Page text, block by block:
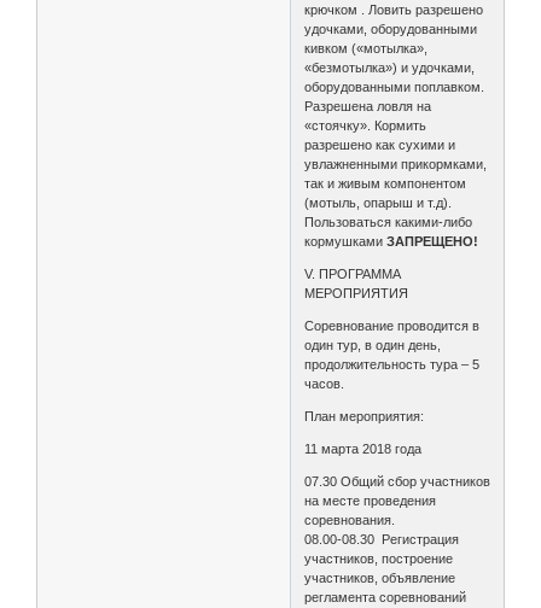
крючком . Ловить разрешено
удочками, оборудованными
кивком («мотылка»,
«безмотылка») и удочками,
оборудованными поплавком.
Разрешена ловля на
«стоячку». Кормить
разрешено как сухими и
увлажненными прикормками,
так и живым компонентом
(мотыль, опарыш и т.д).
Пользоваться какими-либо
кормушкамиЗАПРЕЩЕНО!
V. ПРОГРАММА
МЕРОПРИЯТИЯ
Соревнование проводится в
один тур, в один день,
продолжительность тура – 5
часов.
План мероприятия:
11 марта 2018 года
07.30 Общий сбор участников
на месте проведения
соревнования.
08.00-08.30 Регистрация
участников, построение
участников, объявление
регламента соревнований